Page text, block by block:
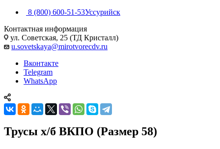
8 (800) 600-51-53Уссурийск
Контактная информация
ул. Советская, 25 (ТД Кристалл)
u.sovetskaya@mirotvorecdv.ru
Вконтакте
Telegram
WhatsApp
Трусы х/б ВКПО (Размер 58)